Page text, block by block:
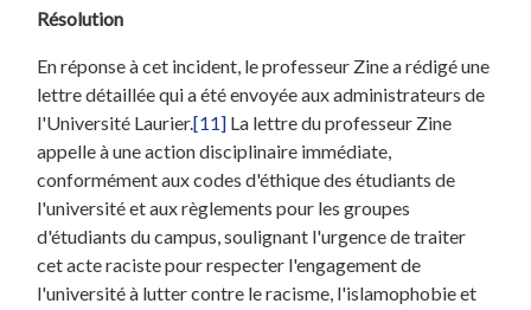
Résolution
En réponse à cet incident, le professeur Zine a rédigé une
lettre détaillée qui a été envoyée aux administrateurs de
l'Université Laurier.[11] La lettre du professeur Zine
appelle à une action disciplinaire immédiate,
conformément aux codes d'éthique des étudiants de
l'université et aux règlements pour les groupes
d'étudiants du campus, soulignant l'urgence de traiter
cet acte raciste pour respecter l'engagement de
l'université à lutter contre le racisme, l'islamophobie et